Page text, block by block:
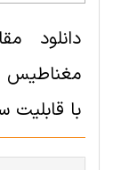
دانلود
مغناطیس
با قابلیت